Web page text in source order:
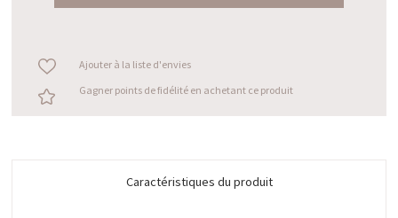
Ajouter à la liste d'envies
Gagner points de fidélité en achetant ce produit
Caractéristiques du produit